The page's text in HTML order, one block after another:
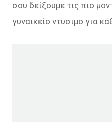
σου δείξουμε τις πιο
γυναικείο ντύσιμο για